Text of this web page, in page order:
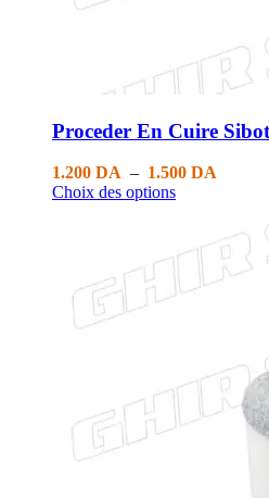
Proceder En Cuire
1.200 DA – 1.500 DA
Choix des options